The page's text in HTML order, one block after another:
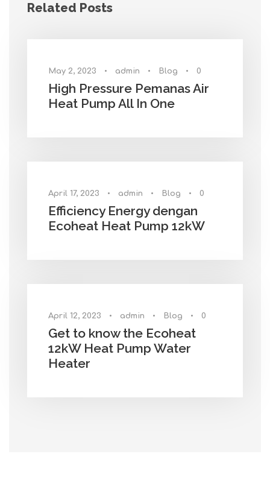
Related Posts
May 2, 2023 • admin • Blog • 0
High Pressure Pemanas Air
Heat Pump All In One
April 17, 2023 • admin • Blog • 0
Efficiency Energy dengan
Ecoheat Heat Pump 12kW
April 12, 2023 • admin • Blog • 0
Get to know the Ecoheat
12kW Heat Pump Water
Heater